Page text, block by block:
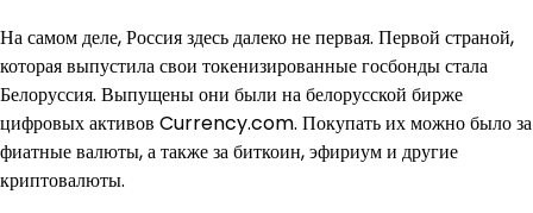
На самом деле, Россия здесь далеко не первая. Первой страной,
которая выпустила свои токенизированные госбонды стала
Белоруссия. Выпущены они были на белорусской бирже
цифровых активов Currency.com. Покупать их можно было за
фиатные валюты, а также за биткоин, эфириум и другие
криптовалюты.